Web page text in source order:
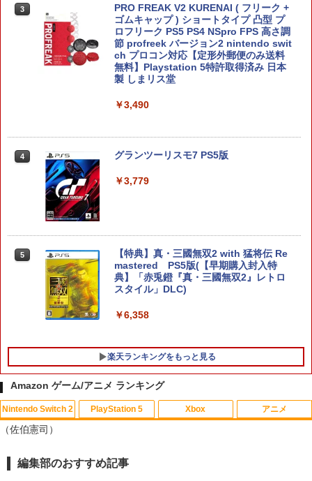
ntendo Switch 2 Switch2 ケース 有機E
L シンプル 名入れ 名前入れ 本体 スイッ
チ ライト 任天堂 ニンテンドー 保護 カバ
ー 入れ物 コンパクト 収納
￥2,980
ントローラー スイッチ2 スイッチ Switc
ラー 連射機能 ワイヤレス switch2コン
トローラ Switch2コントローラー
【特典】テイルズ オブ エターニア リマ
スター Switch2版(【早期購入特典】超
冒険お役立ちセット)
￥3,722
3
PRO FREAK V2 KURENAI ( フリーク +
ゴムキャップ ) ショートタイプ 凸型 プ
ロフリーク PS5 PS4 NSpro FPS 高さ調
節 profreek バージョン2 nintendo swit
ch プロコン対応【定形外郵便のみ送料
無料】Playstation 5特許取得済み 日本
製 しまリス堂
￥3,490
4 グランツーリスモ7 PS5版
￥3,779
5
【特典】真・三國無双2 with 猛将伝 Re
mastered PS5版(【早期購入封入特
典】「赤兎鐙『真・三國無双2』レトロ
スタイル」DLC)
￥6,358
楽天ランキングをもっと見る
1
U.C.ガンダムBlu-rayライブラリーズ 機
￥3,344
Amazon ゲーム/アニメ ランキング
Nintendo Switch 2
1
スプラトゥーン レイダース|オンライン
PlayStation 5
1
PlayStation 5 デジタル・エディション
Xbox
1
【純正品】Xbox ワイヤレス コントロー
アニメ
1
【Amazon.co.jp限定】劇場版モノノ怪
（佐伯憲司）
編集部のおすすめ記事